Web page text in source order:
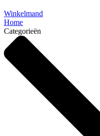
Winkelmand
Home
Categorieën